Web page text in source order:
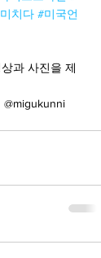
치다 #미국언
과 사진을 제